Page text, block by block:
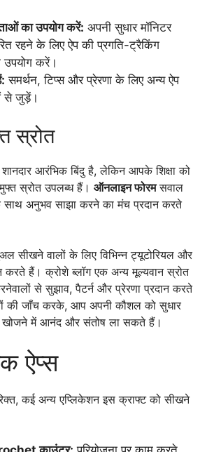
का उपयोग करें: अपनी सुधार मॉनिटर
रहने के लिए ऐप की प्रगति-ट्रैकिंग
उपयोग करें।
समर्थन, टिप्स और प्रेरणा के लिए अन्य ऐप
से जुड़ें।
स्रोत
आरंभिक बिंदु है, लेकिन आपके शिक्षा को
स्रोत उपलब्ध हैं। ऑनलाइन फोरमसवाल
अनुभव साझा करने का मंच प्रदान करते
सीखने वालों के लिए विभिन्न ट्यूटोरियल और
करते हैं। क्रोशे ब्लॉग एक अन्य मूल्यवान स्रोत
से सुझाव, पैटर्न और प्रेरणा प्रदान करते
की जाँच करके, आप अपनी कौशल को सुधार
खोजने में आनंद और संतोष ला सकते हैं।
ऐप्स
कई अन्य एप्लिकेशन इस क्राफ्ट को सीखने